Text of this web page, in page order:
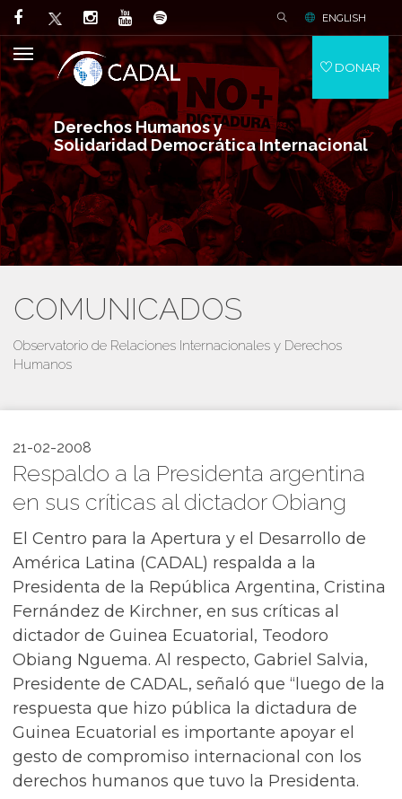
Derechos Humanos y
Solidaridad Democrática Internacional
ENGLISH
DONAR
COMUNICADOS
Observatorio de Relaciones Internacionales y Derechos
Humanos
21-02-2008
Respaldo a la Presidenta argentina
en sus críticas al dictador Obiang
El Centro para la Apertura y el Desarrollo de
América Latina (CADAL) respalda a la
Presidenta de la República Argentina, Cristina
Fernández de Kirchner, en sus críticas al
dictador de Guinea Ecuatorial, Teodoro
Obiang Nguema. Al respecto, Gabriel Salvia,
Presidente de CADAL, señaló que “luego de la
respuesta que hizo pública la dictadura de
Guinea Ecuatorial es importante apoyar el
gesto de compromiso internacional con los
derechos humanos que tuvo la Presidenta.